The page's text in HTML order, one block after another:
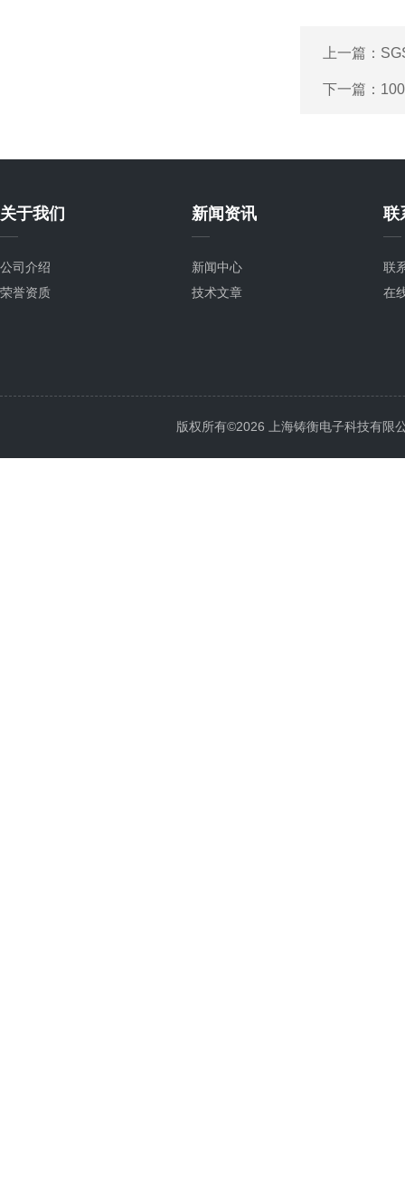
上一篇：
下一篇：
关于我们
公司介绍
荣誉资质
新闻资讯
新闻中心
技术文章
联
联
在
版权所有©2026 上海铸衡电子科技有